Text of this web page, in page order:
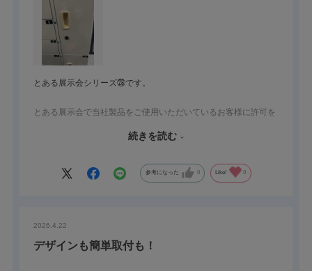
とある展示会シリーズ㉘です。
とある展示会で当社製品をご使用いただいているお客様に許可を
当社製品のご採用理由をインタビューしました。
他社に比べ、品質面や供給面の安定性も採用のきめての一つとの
スタッフお勧めの製品です。
続きを読む
参考になった 0 Like! 0
2026.4.22
デザインも簡単取付も！